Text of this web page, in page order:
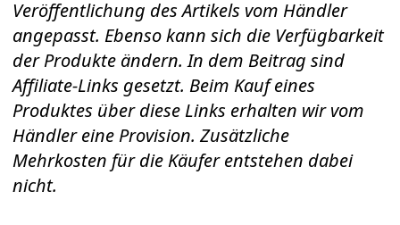
Veröffentlichung des Artikels vom Händler
angepasst. Ebenso kann sich die Verfügbarkeit
der Produkte ändern. In dem Beitrag sind
Affiliate-Links gesetzt. Beim Kauf eines
Produktes über diese Links erhalten wir vom
Händler eine Provision. Zusätzliche
Mehrkosten für die Käufer entstehen dabei
nicht.